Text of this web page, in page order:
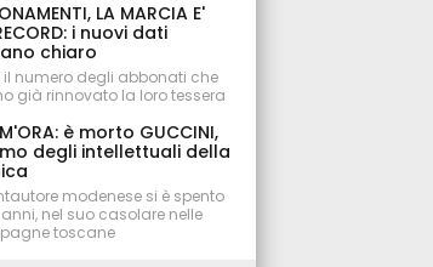
LA MARCIA E'
i nuovi dati
chiaro
il numero degli abbonati che
già rinnovato la loro tessera
è morto GUCCINI,
degli intellettuali della
modenese si è spento
nel suo casolare nelle
toscane